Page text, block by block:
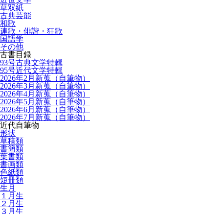
草双紙
古典芸能
和歌
連歌・俳諧・狂歌
国語学
その他
古書目録
93号古典文学特輯
95号近代文学特輯
2026年2月新蒐（自筆物）
2026年3月新蒐（自筆物）
2026年4月新蒐（自筆物）
2026年5月新蒐（自筆物）
2026年6月新蒐（自筆物）
2026年7月新蒐（自筆物）
近代自筆物
形状
草稿類
書簡類
葉書類
書画類
色紙類
短冊類
生月
１月生
２月生
３月生